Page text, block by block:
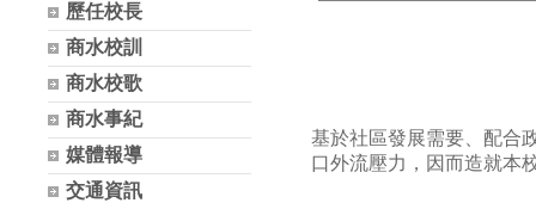
歷任校長
商水校訓
商水校歌
商水事紀
媒體報導
交通資訊
基於社區發展需要、配合
口外流壓力，因而造就本